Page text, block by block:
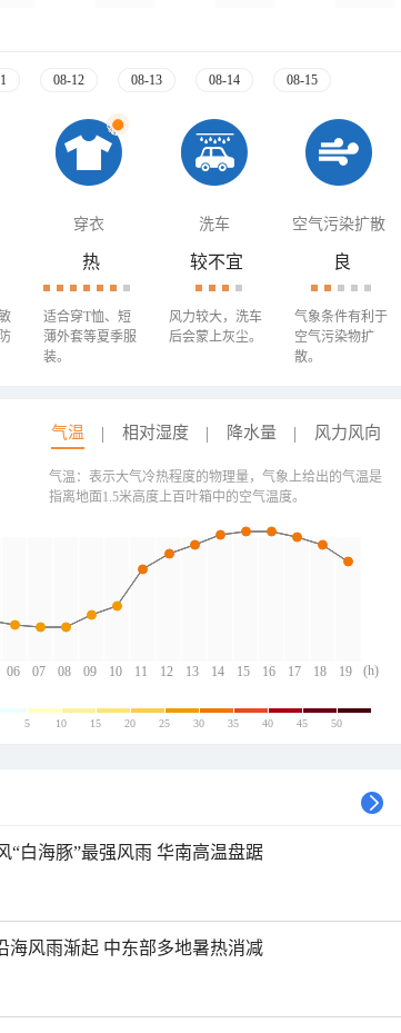
08-12 08-13 08-14 08-15
穿衣 洗车 空气污染扩散
热
适合穿T恤、短
薄外套等夏季服
装。
较不宜
风力较大，洗车
后会蒙上灰尘。
良
气象条件有利于
空气污染物扩
散。
气温 相对湿度 降水量 风力风向
06 07 08 09 10 11 12 13 14 15 16 17 18 19
(h)
气温：表示大气冷热程度的物理量，气象上给出的气温是
指离地面1.5米高度上百叶箱中的空气温度。
5 10 15 20 25 30 35 40 45 50
“白海豚”最强风雨 华南高温盘踞
海风雨渐起 中东部多地暑热消减